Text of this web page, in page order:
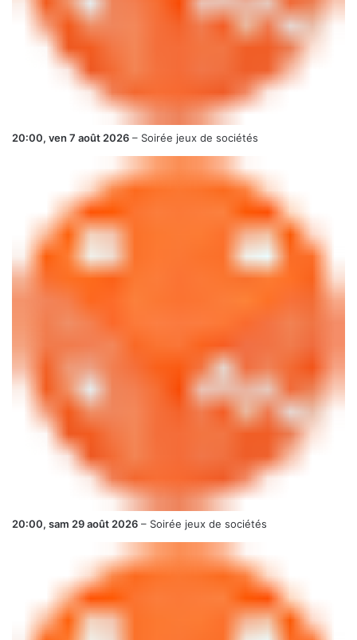
20:00, ven 7 août 2026 – Soirée jeux de sociétés
20:00, sam 29 août 2026 – Soirée jeux de sociétés